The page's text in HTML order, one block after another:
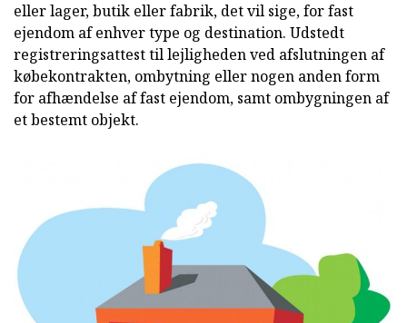
eller lager, butik eller fabrik, det vil sige, for fast
ejendom af enhver type og destination. Udstedt
registreringsattest til lejligheden ved afslutningen af
købekontrakten, ombytning eller nogen anden form
for afhændelse af fast ejendom, samt ombygningen af
et bestemt objekt.